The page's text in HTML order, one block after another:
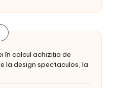
în calcul achiziția de
la design spectaculos, la